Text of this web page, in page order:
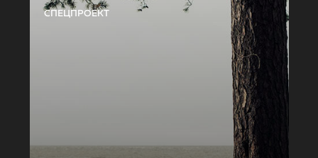
СПЕЦПРОЕКТ